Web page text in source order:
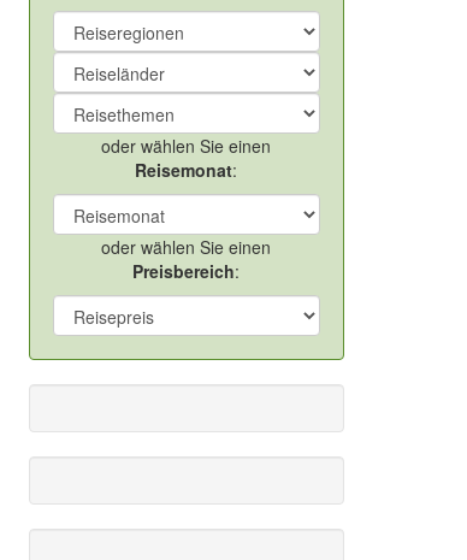
Besteigung, 5137 m
oder wählen Sie einen
Reisemonat:
oder wählen Sie einen
Preisbereich: